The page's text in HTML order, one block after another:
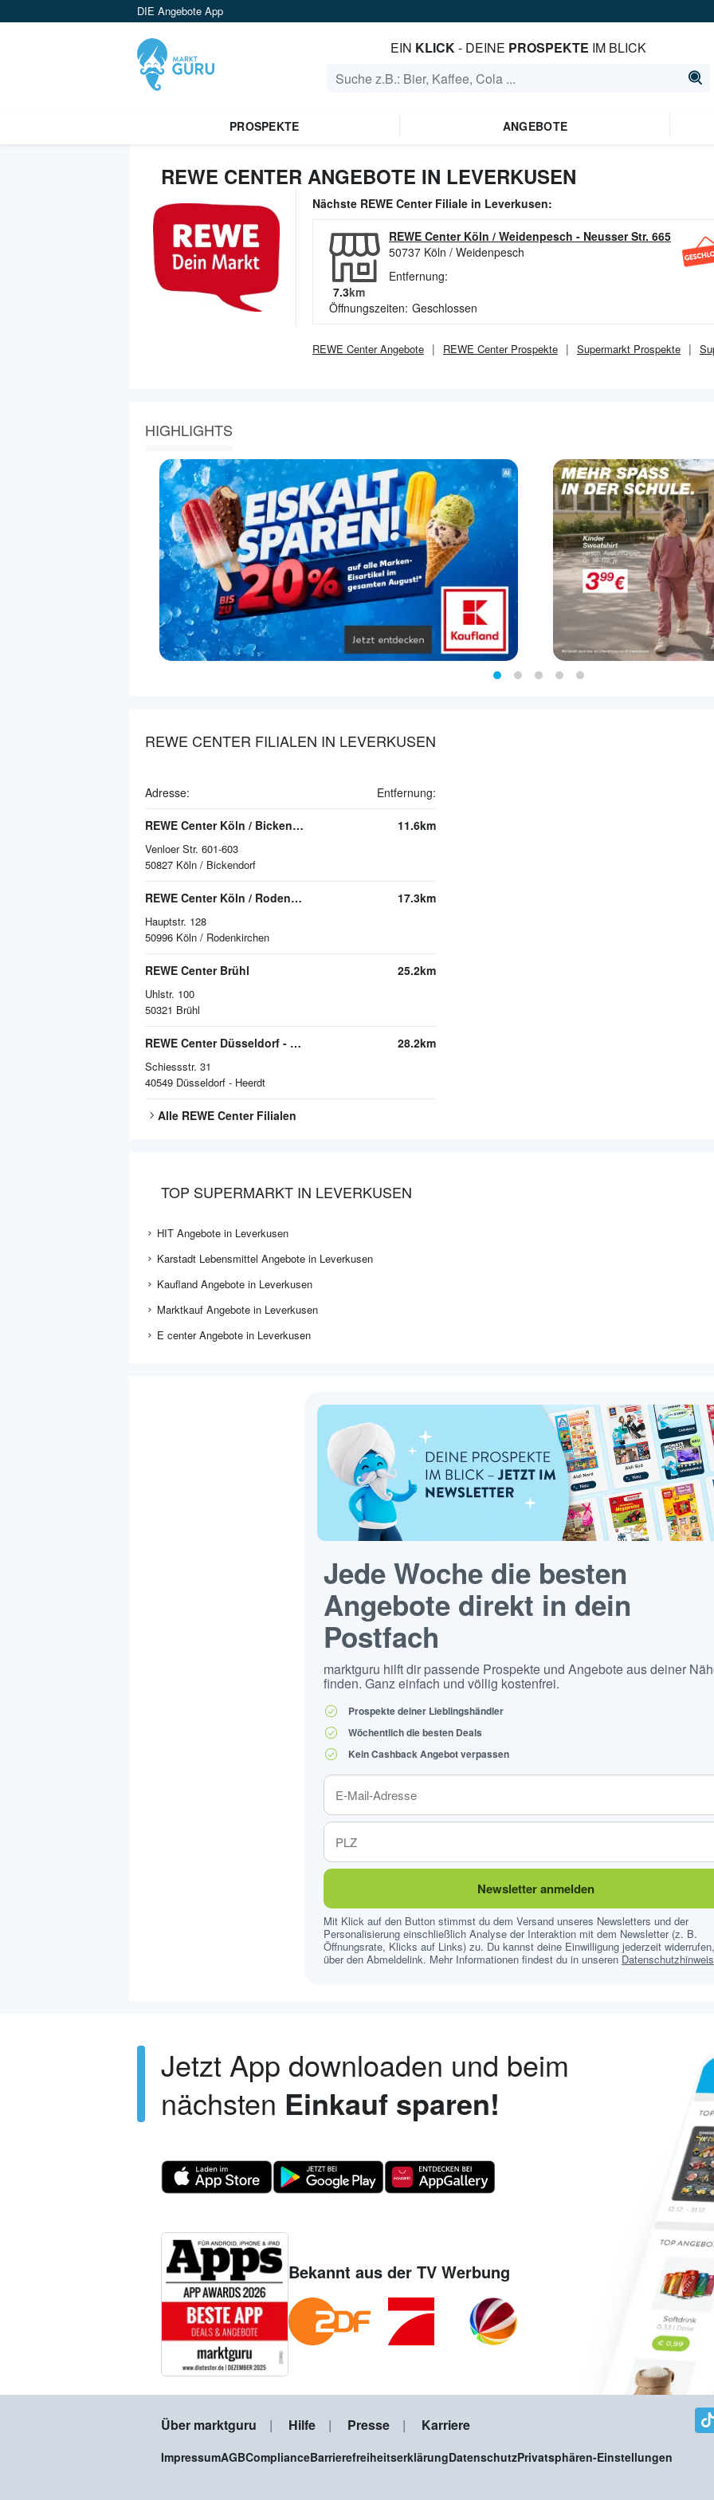
DIE Angebote App
EIN KLICK- DEINE PROSPEKTE IM BLICK
PROSPEKTE ANGEBOTE
REWE CENTER ANGEBOTE IN LEVERKUSEN
Nächste REWE CenterFiliale in Leverkusen:
REWE Center Köln / Weidenpesch - Neusser Str. 665
50737 Köln / Weidenpesch
Entfernung:
7.3km
Öffnungszeiten: Geschlossen
REWE CenterAngebote REWE CenterProspekte Supermarkt Prospekte
HIGHLIGHTS
REWE CENTER FILIALEN IN LEVERKUSEN
Adresse: Entfernung:
REWE Center Köln / Bickendorf
Venloer Str. 601-603
50827 Köln / Bickendorf
11.6km
REWE Center Köln / Rodenkirchen
Hauptstr. 128
50996 Köln / Rodenkirchen
17.3km
REWE Center Brühl
Uhlstr. 100
50321 Brühl
25.2km
REWE Center Düsseldorf - Heerdt
Schiessstr. 31
40549 Düsseldorf - Heerdt
28.2km
Alle REWE CenterFilialen
TOP SUPERMARKT IN LEVERKUSEN
HIT Angebote in Leverkusen
Karstadt Lebensmittel Angebote in Leverkusen
Kaufland Angebote in Leverkusen
Marktkauf Angebote in Leverkusen
E center Angebote in Leverkusen
Jede Woche die besten
Angebote direkt in dein
Postfach
marktguru hilft dir passende Prospekte und Angebote aus deiner
finden. Ganz einfach und völlig kostenfrei.
Prospekte deiner Lieblingshändler
Wöchentlich die besten Deals
Kein Cashback Angebot verpassen
Newsletter anmelden
Mit Klick auf den Button stimmst du dem Versand unseres Newsletters und der
Personalisierung einschließlich Analyse der Interaktion mit dem Newsletter (z. B.
Öffnungsrate, Klicks auf Links) zu. Du kannst deine Einwilligung jederzeit
über den Abmeldelink. Mehr Informationen findest du in unseren
Jetzt App downloaden und beim
nächsten Einkauf sparen!
Bekannt aus der TV Werbung
Über marktguru Hilfe Presse Karriere
ImpressumAGBComplianceBarrierefreiheitserklärungDatenschutzPrivatsphären-Einstellungen